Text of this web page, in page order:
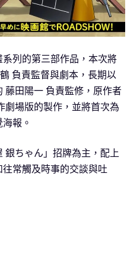
列的第三部作品，本次將
負責監督與劇本，長期以
藤田陽一 負責監修，原作者
劇場版的製作，並將首次為
報。
銀ちゃん」招牌為主，配上
常觸及時事的交談與吐